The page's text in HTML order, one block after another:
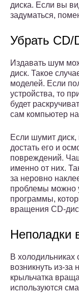
диска. Если вы
задуматься,
Убрать CD/
Издавать шум
диск. Такое
моделей. Если
устройства, то
будет
сам компьютер
Если шумит
достать его и
повреждений.
именно от них.
за неровно
проблемы можно
программы,
вращения CD-
Неполадки
В холодильниках
возникнуть из-
крыльчатка
используются